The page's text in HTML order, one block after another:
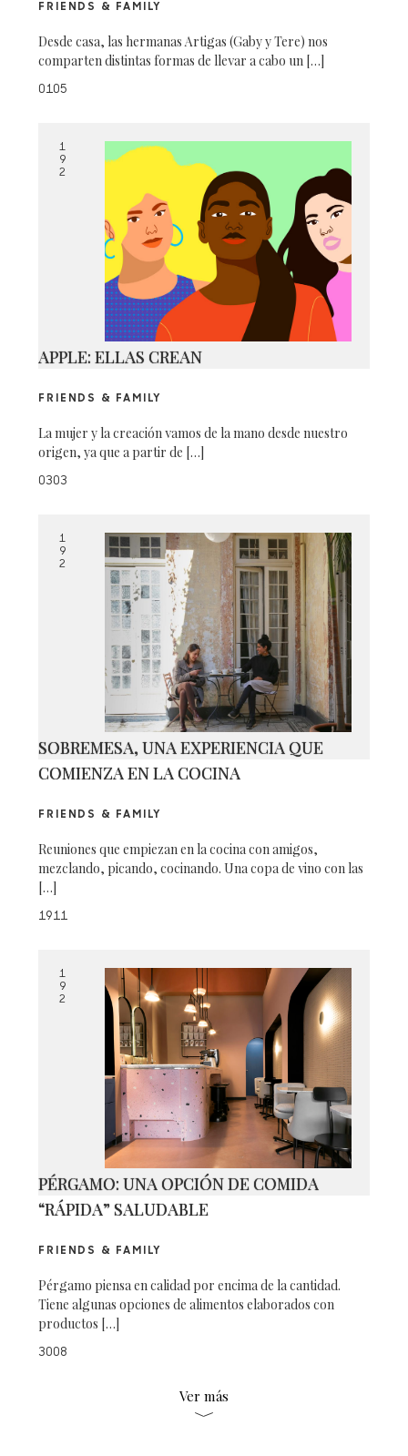
FRIENDS & FAMILY
Desde casa, las hermanas Artigas (Gaby y Tere) nos
comparten distintas formas de llevar a cabo un […]
0105
1
9
2
APPLE: ELLAS CREAN
FRIENDS & FAMILY
La mujer y la creación vamos de la mano desde nuestro
origen, ya que a partir de […]
0303
1
9
2
SOBREMESA, UNA EXPERIENCIA QUE
COMIENZA EN LA COCINA
FRIENDS & FAMILY
Reuniones que empiezan en la cocina con amigos,
mezclando, picando, cocinando. Una copa de vino con las
[…]
1911
1
9
2
PÉRGAMO: UNA OPCIÓN DE COMIDA
“RÁPIDA” SALUDABLE
FRIENDS & FAMILY
Pérgamo piensa en calidad por encima de la cantidad.
Tiene algunas opciones de alimentos elaborados con
productos […]
3008
Ver más